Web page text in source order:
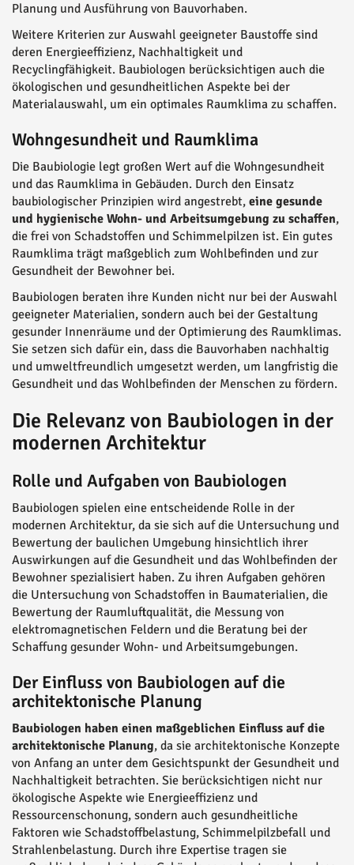
Planung und Ausführung von Bauvorhaben.
Weitere Kriterien zur Auswahl geeigneter Baustoffe sind
deren Energieeffizienz, Nachhaltigkeit und
Recyclingfähigkeit. Baubiologen berücksichtigen auch die
ökologischen und gesundheitlichen Aspekte bei der
Materialauswahl, um ein optimales Raumklima zu schaffen.
Wohngesundheit und Raumklima
Die Baubiologie legt großen Wert auf die Wohngesundheit
und das Raumklima in Gebäuden. Durch den Einsatz
baubiologischer Prinzipien wird angestrebt, eine gesunde
und hygienische Wohn- und Arbeitsumgebung zu schaffen,
die frei von Schadstoffen und Schimmelpilzen ist. Ein gutes
Raumklima trägt maßgeblich zum Wohlbefinden und zur
Gesundheit der Bewohner bei.
Baubiologen beraten ihre Kunden nicht nur bei der Auswahl
geeigneter Materialien, sondern auch bei der Gestaltung
gesunder Innenräume und der Optimierung des Raumklimas.
Sie setzen sich dafür ein, dass die Bauvorhaben nachhaltig
und umweltfreundlich umgesetzt werden, um langfristig die
Gesundheit und das Wohlbefinden der Menschen zu fördern.
Die Relevanz von Baubiologen in der
modernen Architektur
Rolle und Aufgaben von Baubiologen
Baubiologen spielen eine entscheidende Rolle in der
modernen Architektur, da sie sich auf die Untersuchung und
Bewertung der baulichen Umgebung hinsichtlich ihrer
Auswirkungen auf die Gesundheit und das Wohlbefinden der
Bewohner spezialisiert haben. Zu ihren Aufgaben gehören
die Untersuchung von Schadstoffen in Baumaterialien, die
Bewertung der Raumluftqualität, die Messung von
elektromagnetischen Feldern und die Beratung bei der
Schaffung gesunder Wohn- und Arbeitsumgebungen.
Der Einfluss von Baubiologen auf die
architektonische Planung
Baubiologen haben einen maßgeblichen Einfluss auf die
architektonische Planung, da sie architektonische Konzepte
von Anfang an unter dem Gesichtspunkt der Gesundheit und
Nachhaltigkeit betrachten. Sie berücksichtigen nicht nur
ökologische Aspekte wie Energieeffizienz und
Ressourcenschonung, sondern auch gesundheitliche
Faktoren wie Schadstoffbelastung, Schimmelpilzbefall und
Strahlenbelastung. Durch ihre Expertise tragen sie